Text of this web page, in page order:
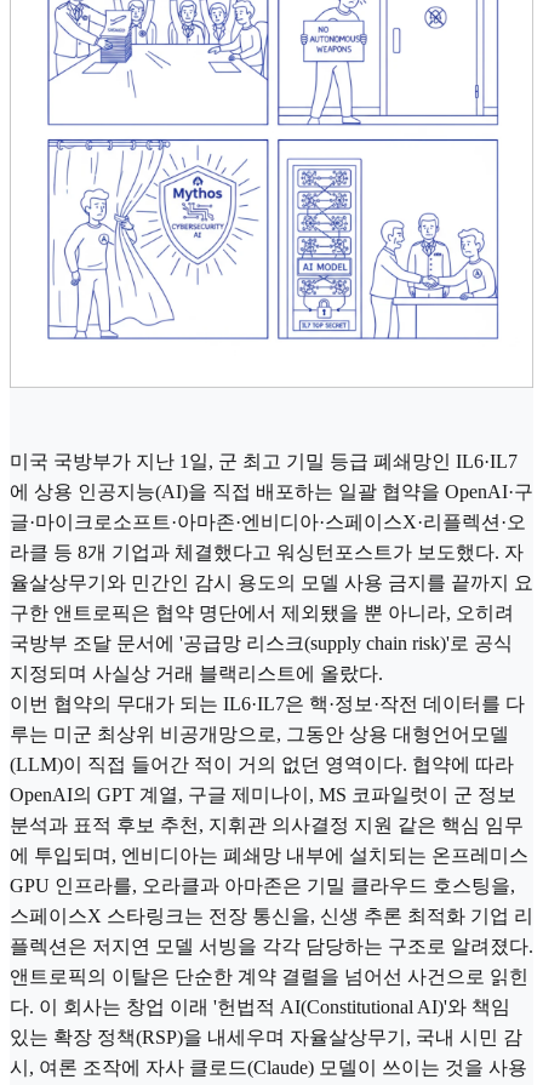
미국 국방부가 지난 1일, 군 최고 기밀 등급 폐쇄망인 IL6·IL7
에 상용 인공지능(AI)을 직접 배포하는 일괄 협약을 OpenAI·구
글·마이크로소프트·아마존·엔비디아·스페이스X·리플렉션·오
라클 등 8개 기업과 체결했다고 워싱턴포스트가 보도했다. 자
율살상무기와 민간인 감시 용도의 모델 사용 금지를 끝까지 요
구한 앤트로픽은 협약 명단에서 제외됐을 뿐 아니라, 오히려
국방부 조달 문서에 '공급망 리스크(supply chain risk)'로 공식
지정되며 사실상 거래 블랙리스트에 올랐다.
이번 협약의 무대가 되는 IL6·IL7은 핵·정보·작전 데이터를 다
루는 미군 최상위 비공개망으로, 그동안 상용 대형언어모델
(LLM)이 직접 들어간 적이 거의 없던 영역이다. 협약에 따라
OpenAI의 GPT 계열, 구글 제미나이, MS 코파일럿이 군 정보
분석과 표적 후보 추천, 지휘관 의사결정 지원 같은 핵심 임무
에 투입되며, 엔비디아는 폐쇄망 내부에 설치되는 온프레미스
GPU 인프라를, 오라클과 아마존은 기밀 클라우드 호스팅을,
스페이스X 스타링크는 전장 통신을, 신생 추론 최적화 기업 리
플렉션은 저지연 모델 서빙을 각각 담당하는 구조로 알려졌다.
앤트로픽의 이탈은 단순한 계약 결렬을 넘어선 사건으로 읽힌
다. 이 회사는 창업 이래 '헌법적 AI(Constitutional AI)'와 책임
있는 확장 정책(RSP)을 내세우며 자율살상무기, 국내 시민 감
시, 여론 조작에 자사 클로드(Claude) 모델이 쓰이는 것을 사용